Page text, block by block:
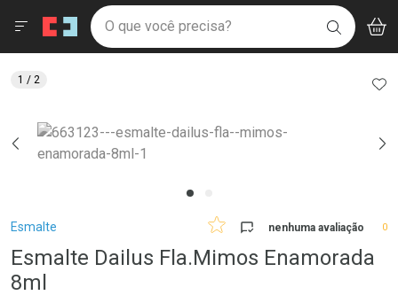
Drogaria São Paulo
Ir direto para a home
pela página
Ir direto para o conteúdo
Ir direto para a busca
Ir direto para a conta
Ir direto para a notificações
Ir direto para o carrinho
Ir direto para o menu
Faça a sua busca
O que você precisa? BUSCAR
Menu
Breadcrumb
Esmalte nenhuma avaliação 0
Esmalte Dailus Fla.Mimos Enamorada
8ml
1 / 2